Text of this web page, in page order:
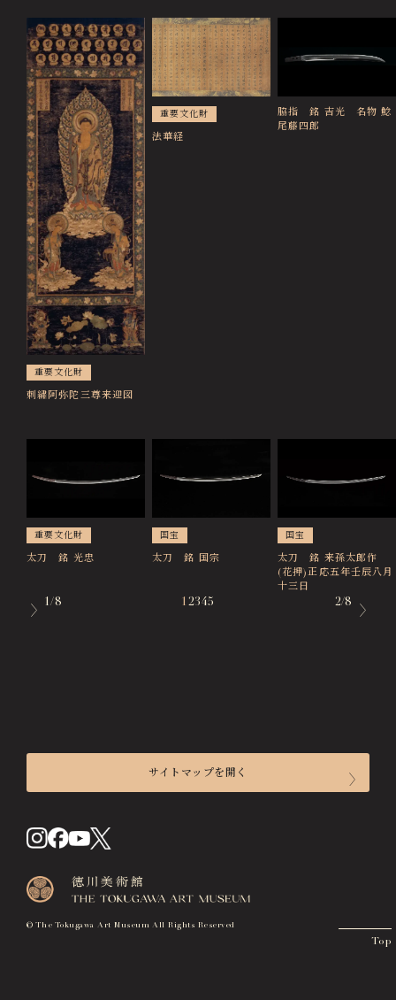
重要文化財
刺繡阿弥陀三尊来迎図
重要文化財
法華経
脇指 銘 吉光 名物 鯰
尾藤四郎
重要文化財
太刀 銘 光忠
国宝
太刀 銘 国宗
国宝
太刀 銘 来孫太郎作
(花押)正応五年壬辰八月
十三日
1/8 1 2345 2/8
サイトマップを開く
入館料
© The Tokugawa Art Museum All Rights Reserved
Top